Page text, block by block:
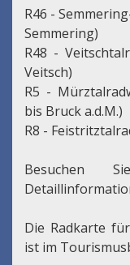
R46 -
Semmering)
R48 -
Veitsch)
R5 -
bis Bruck a.d.M.)
R8 -
Besuchen
Die Radkarte
ist im